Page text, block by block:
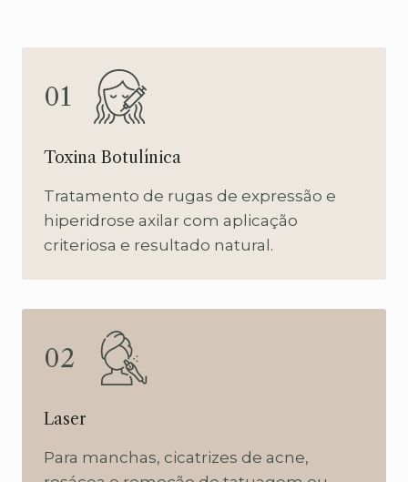
01
Toxina Botulínica
Tratamento de rugas de expressão e
hiperidrose axilar com aplicação
criteriosa e resultado natural.
02
Laser
Para manchas, cicatrizes de acne,